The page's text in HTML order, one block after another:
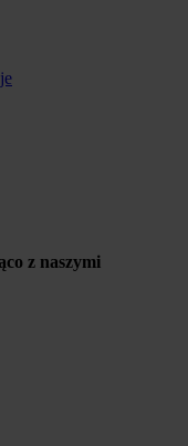
z naszymi